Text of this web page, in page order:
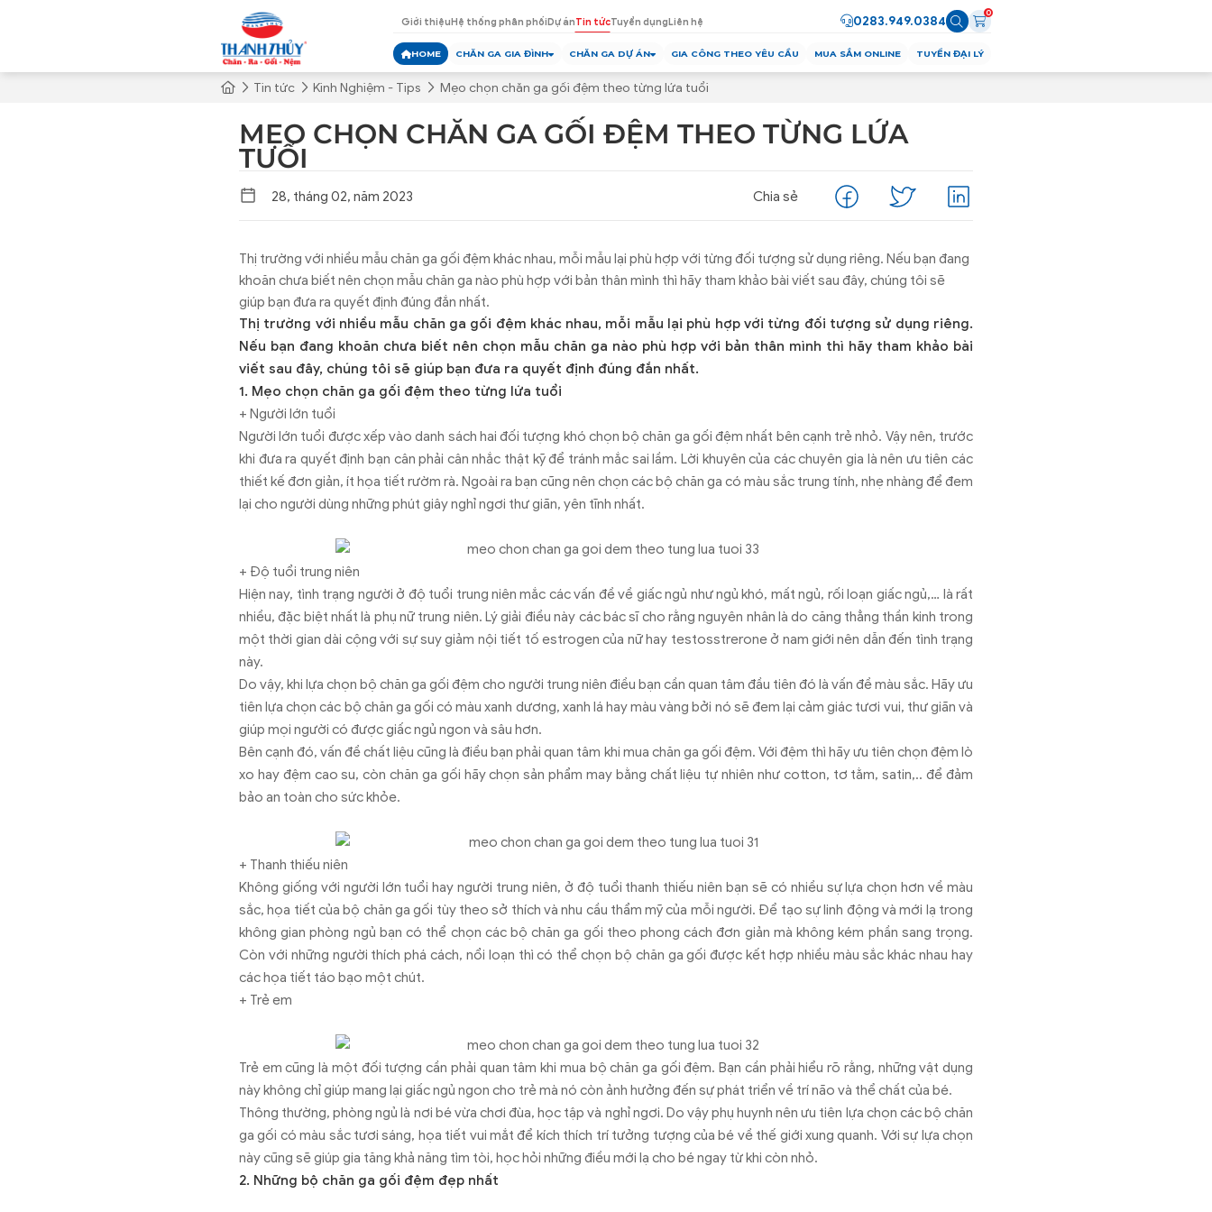
Giới thiệuHệ thống phân phốiDự ánTin tứcTuyển dụngLiên hệ 0283.949.0384
0
HOME CHĂN GA GIA ĐÌNH CHĂN GA DỰ ÁN GIA CÔNG THEO YÊU CẦU MUA SẮM ONLINE TUYỂN ĐẠI LÝ
Tin tức Kinh Nghiệm - Tips Mẹo chọn chăn ga gối đệm theo từng lứa tuổi
MẸO CHỌN CHĂN GA GỐI ĐỆM THEO TỪNG LỨA
TUỔI
28, tháng 02, năm 2023 Chia sẻ
Thị trường với nhiều mẫu chăn ga gối đệm khác nhau, mỗi mẫu lại phù hợp với từng đối tượng sử dụng riêng. Nếu bạn đang
khoăn chưa biết nên chọn mẫu chăn ga nào phù hợp với bản thân mình thì hãy tham khảo bài viết sau đây, chúng tôi sẽ
giúp bạn đưa ra quyết định đúng đắn nhất.
Thị trường với nhiều mẫu chăn ga gối đệm khác nhau, mỗi mẫu lại phù hợp với từng đối tượng sử dụng riêng.
Nếu bạn đang khoăn chưa biết nên chọn mẫu chăn ga nào phù hợp với bản thân mình thì hãy tham khảo bài
viết sau đây, chúng tôi sẽ giúp bạn đưa ra quyết định đúng đắn nhất.
1. Mẹo chọn chăn ga gối đệm theo từng lứa tuổi
+ Người lớn tuổi
Người lớn tuổi được xếp vào danh sách hai đối tượng khó chọn bộ chăn ga gối đệm nhất bên cạnh trẻ nhỏ. Vậy nên, trước
khi đưa ra quyết định bạn cân phải cân nhắc thật kỹ để tránh mắc sai lầm. Lời khuyên của các chuyên gia là nên ưu tiên các
thiết kế đơn giản, ít họa tiết rườm rà. Ngoài ra bạn cũng nên chọn các bộ chăn ga có màu sắc trung tính, nhẹ nhàng để đem
lại cho người dùng những phút giây nghỉ ngơi thư giãn, yên tĩnh nhất.
+ Độ tuổi trung niên
Hiện nay, tình trạng người ở độ tuổi trung niên mắc các vấn đề về giấc ngủ như ngủ khó, mất ngủ, rối loạn giấc ngủ,… là rất
nhiều, đặc biệt nhất là phụ nữ trung niên. Lý giải điều này các bác sĩ cho rằng nguyên nhân là do căng thẳng thần kinh trong
một thời gian dài cộng với sự suy giảm nội tiết tố estrogen của nữ hay testosstrerone ở nam giới nên dẫn đến tình trạng
này.
Do vậy, khi lựa chọn bộ chăn ga gối đệm cho người trung niên điều bạn cần quan tâm đầu tiên đó là vấn đề màu sắc. Hãy ưu
tiên lựa chọn các bộ chăn ga gối có màu xanh dương, xanh lá hay màu vàng bởi nó sẽ đem lại cảm giác tươi vui, thư giãn và
giúp mọi người có được giấc ngủ ngon và sâu hơn.
Bên cạnh đó, vấn đề chất liệu cũng là điều bạn phải quan tâm khi mua chăn ga gối đệm. Với đệm thì hãy ưu tiên chọn đệm lò
xo hay đệm cao su, còn chăn ga gối hãy chọn sản phẩm may bằng chất liệu tự nhiên như cotton, tơ tằm, satin,.. để đảm
bảo an toàn cho sức khỏe.
+ Thanh thiếu niên
Không giống với người lớn tuổi hay người trung niên, ở độ tuổi thanh thiếu niên bạn sẽ có nhiều sự lựa chọn hơn về màu
sắc, họa tiết của bộ chăn ga gối tùy theo sở thích và nhu cầu thẩm mỹ của mỗi người. Để tạo sự linh động và mới lạ trong
không gian phòng ngủ bạn có thể chọn các bộ chăn ga gối theo phong cách đơn giản mà không kém phần sang trọng.
Còn với những người thích phá cách, nổi loạn thì có thể chọn bộ chăn ga gối được kết hợp nhiều màu sắc khác nhau hay
các họa tiết táo bạo một chút.
+ Trẻ em
Trẻ em cũng là một đối tượng cần phải quan tâm khi mua bộ chăn ga gối đệm. Bạn cần phải hiểu rõ rằng, những vật dụng
này không chỉ giúp mang lại giấc ngủ ngon cho trẻ mà nó còn ảnh hưởng đến sự phát triển về trí não và thể chất của bé.
Thông thường, phòng ngủ là nơi bé vừa chơi đùa, học tập và nghỉ ngơi. Do vậy phụ huynh nên ưu tiên lựa chọn các bộ chăn
ga gối có màu sắc tươi sáng, họa tiết vui mắt để kích thích trí tưởng tượng của bé về thế giới xung quanh. Với sự lựa chọn
này cũng sẽ giúp gia tăng khả năng tìm tòi, học hỏi những điều mới lạ cho bé ngay từ khi còn nhỏ.
2. Những bộ chăn ga gối đệm đẹp nhất